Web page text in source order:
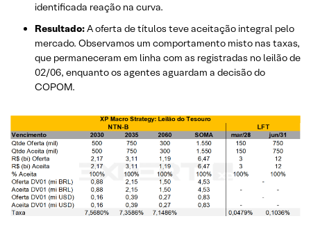
identificada reação na curva.
Resultado:A oferta de títulos teve aceitação integral pelo
mercado. Observamos um comportamento misto nas taxas,
que permaneceram em linha com as registradas no leilão de
02/06, enquanto os agentes aguardam a decisão do
COPOM.